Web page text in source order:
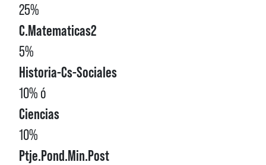
25%
C.Matematicas2
5%
Historia-Cs-Sociales
10% ó
Ciencias
10%
Ptje.Pond.Min.Post